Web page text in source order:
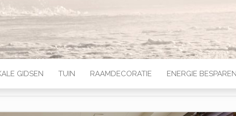
GIDSEN TUIN RAAMDECORATIE ENERGIE BESPAREN